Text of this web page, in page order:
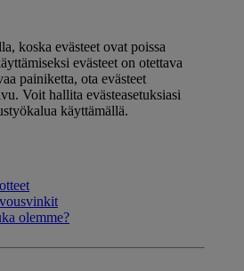
koska evästeet ovat poissa
evästeet on otettava
painiketta, ota evästeet
Voit hallita evästeasetuksiasi
käyttämällä.
olemme?